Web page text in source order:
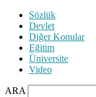
Sözlük
Devlet
Diğer Konular
Eğitim
Üniversite
Video
ARA